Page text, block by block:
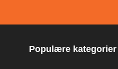
Populære kategorier